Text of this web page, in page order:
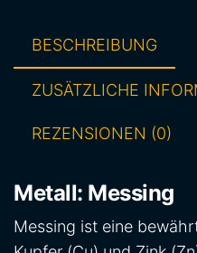
BESCHREIBUNG
ZUSÄTZLICHE
REZENSIONEN (0)
Metall: Messing
Messing ist eine